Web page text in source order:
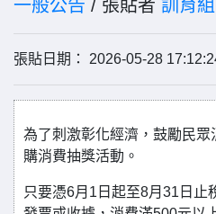
一般公告 / 張貼者 訓育
張貼日期： 2026-05-28
為了刺激彰化經濟，鼓勵民
購消費抽獎活動。
只要憑6月1日起至8月31日止